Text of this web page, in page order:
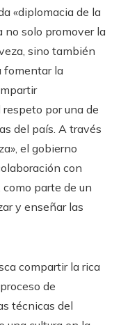
«diplomacia de la
no solo promover la
sino también
fomentar la
por una de
del país. A través
el gobierno
con
parte de un
y enseñar las
compartir la rica
de
técnicas del